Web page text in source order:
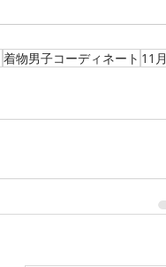
着物男子コーディネート 11月